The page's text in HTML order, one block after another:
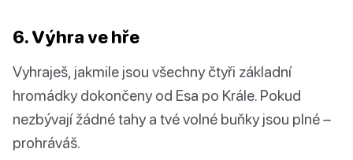
6. Výhra ve hře
Vyhraješ, jakmile jsou všechny čtyři základní
hromádky dokončeny od Esa po Krále. Pokud
nezbývají žádné tahy a tvé volné buňky jsou plné –
prohráváš.